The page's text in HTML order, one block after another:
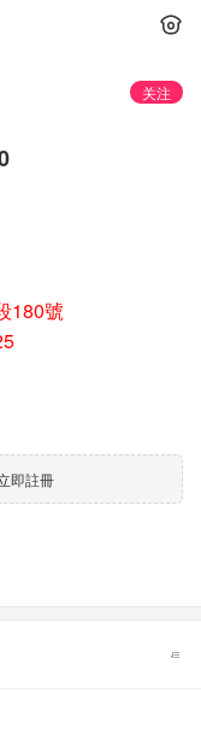
关注
180號
即註冊